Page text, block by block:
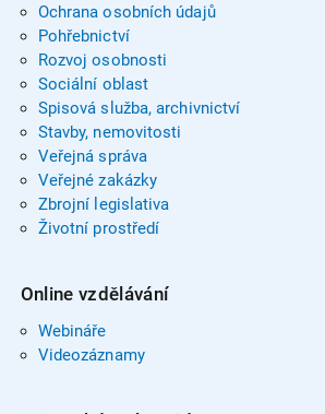
Ochrana osobních údajů
Pohřebnictví
Rozvoj osobnosti
Sociální oblast
Spisová služba, archivnictví
Stavby, nemovitosti
Veřejná správa
Veřejné zakázky
Zbrojní legislativa
Životní prostředí
Online vzdělávání
Webináře
Videozáznamy